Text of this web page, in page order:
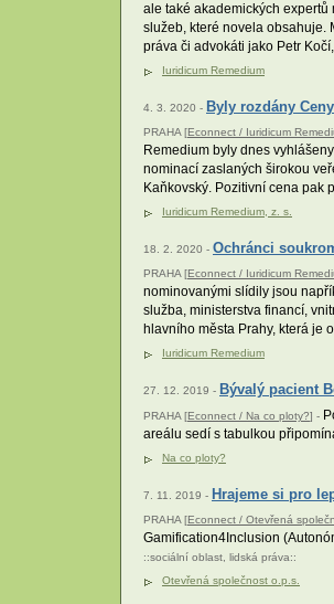
ale také akademických
služeb, které novela obsahuje.
práva či advokáti jako Petr
Iuridicum Remedium
4. 3. 2020 - Byly rozdány
PRAHA [Econnect / Iuridicum
Remedium byly dnes
nominací zaslaných širokou
Kaňkovský. Pozitivní cena pak
Iuridicum Remedium, z. s.
18. 2. 2020 - Ochránci
PRAHA [Econnect / Iuridicum
nominovanými slídily jsou
služba, ministerstva financí,
hlavního města Prahy, která je
Iuridicum Remedium
27. 12. 2019 - Bývalý pacient
PRAHA [Econnect / Na co ploty?] -
areálu sedí s tabulkou
Na co ploty?
7. 11. 2019 - Hrajeme si pro
PRAHA [Econnect / Otevřená
Gamification4Inclusion
::sociální oblast lidská práva::
Otevřená společnost o.p.s.